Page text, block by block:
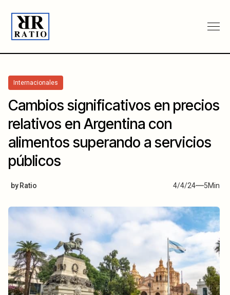
Internacionales
Cambios significativos en precios
relativos en Argentina con
alimentos superando a servicios
públicos
by Ratio 4/4/24 5Min